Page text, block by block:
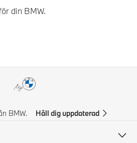
din BMW.
BMW. Håll dig uppdaterad